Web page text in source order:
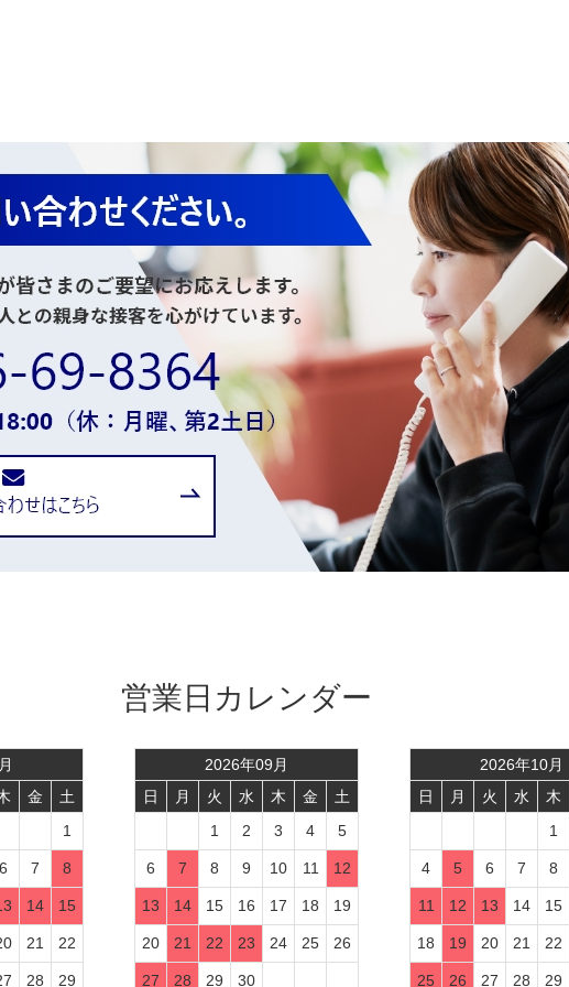
営業日カレンダー
金
土
1
6 7 8
14 15
21 22
28 29
2026年09 月
日
月 火 水 木 金
土
1
2 3 4 5
6 7 8 9 10 11 12
13 14 15 16 17 18 19
20 21 22 23 24 25 26
27 28 29 30
2026年10月
日
月 火 水 木
1
4 5 6 7 8
11 12 13 14 15
18 19 20 21 22
25 26 27 28 29